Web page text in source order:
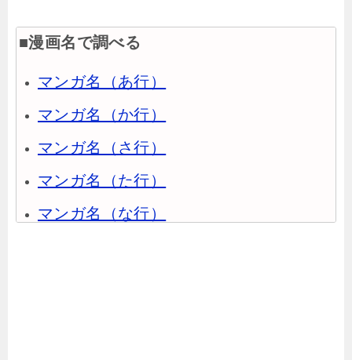
■漫画名で調べる
マンガ名（あ行）
マンガ名（か行）
マンガ名（さ行）
マンガ名（た行）
マンガ名（な行）